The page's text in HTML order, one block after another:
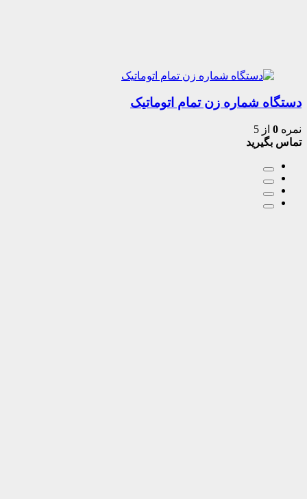
دستگاه شماره زن تمام اتوماتیک
نمره 0 از 5
تماس بگیرید